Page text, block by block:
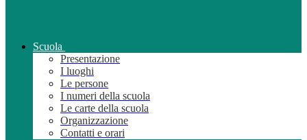
Scuola
Presentazione
I luoghi
Le persone
I numeri della scuola
Le carte della scuola
Organizzazione
Contatti e orari